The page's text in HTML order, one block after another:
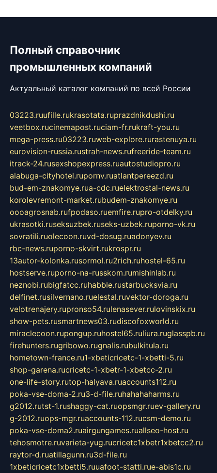
Полный справочник
промышленных компаний
Актуальный каталог компаний по всей России
03223.ruufille.rukrasotata.ruprazdnikdushi.ru
veetbox.rucinemapost.ruciam-fr.rukraft-you.ru
mega-press.ru03223.ruweb-explore.rurastenuya.ru
eurovision-russia.rustrah-news.rufreeride-team.ru
itrack-24.rusexshopexpress.ruautostudiopro.ru
alabuga-cityhotel.rupornv.ruatlantpereezd.ru
bud-em-znakomye.rua-cdc.ruelektrostal-news.ru
korolevremont-market.rubudem-znakomye.ru
oooagrosnab.rufpodaso.ruemfire.rupro-otdelky.ru
ukrasotki.ruseksuzbek.ruseks-uzbek.ruporno-vk.ru
sovratili.ruolecoon.ruvd-dosug.ruadonyev.ru
rbc-news.ruporno-skvirt.rukrospr.ru
13autor-kolonka.rusormol.ru2rich.ruhostel-65.ru
hostserve.ruporno-na-russkom.rumishinlab.ru
neznobi.rubigfatcc.ruhabble.rustarbucksvia.ru
delfinet.rusilvernano.ruelestal.ruvektor-doroga.ru
velotrenajery.rupronso54.rulenasever.rulovinskix.ru
show-pets.rusmartnews03.rudiscofoxworld.ru
miraclecoon.rupongup.ruhostel65.ruliura.ruglasspb.ru
firehunters.rugribowo.rugnalis.rubulkitula.ru
hometown-france.ru1-xbeticricetc-1-xbetti-5.ru
shop-garena.rucricetc-1-xbetr-1-xbetcc-2.ru
one-life-story.rutop-halyava.ruaccounts112.ru
poka-vse-doma-2.ru3-d-file.ruhahahaharms.ru
g2012.rutst-1.rushaggy-cat.ruopsmgr.ruev-gallery.ru
g-2012.ruops-mgr.ruaccounts-112.rucsm-demo.ru
poka-vse-doma2.ruairgungames.ruallseo-host.ru
tehosmotre.ruvarieta-yug.rucricetc1xbetr1xbetcc2.ru
raytor-d.ruatillagunn.ru3d-file.ru
1xbeticricetc1xbetti5.ruuafoot-statti.rue-abis1c.ru